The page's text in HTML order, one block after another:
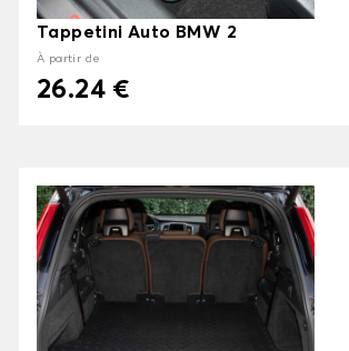
Tappetini Auto BMW 2
À partir de
26.24 €